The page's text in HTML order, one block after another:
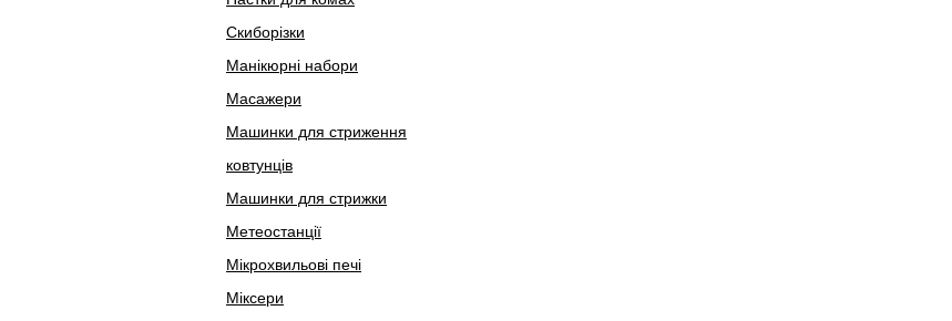
Скиборізки
Манікюрні набори
Масажери
Машинки для стриження
ковтунців
Машинки для стрижки
Метеостанції
Мікрохвильові печі
Міксери